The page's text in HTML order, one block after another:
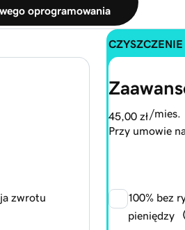
oprogramowania
zwrotu
45,00 zł /mies.
Przy umowie
100% bez
pieniędzy